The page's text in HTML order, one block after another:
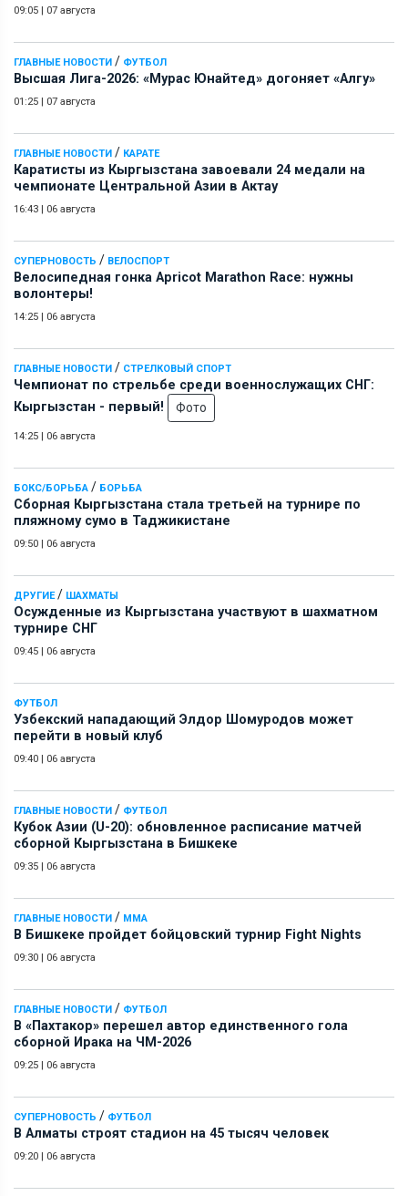
09:05 07 августа
ГЛАВНЫЕ НОВОСТИ / ФУТБОЛ
Высшая Лига-2026: «Мурас Юнайтед» догоняет «Алгу»
01:25 07 августа
ГЛАВНЫЕ НОВОСТИ / КАРАТЕ
Каратисты из Кыргызстана завоевали 24 медали на
чемпионате Центральной Азии в Актау
16:43 06 августа
СУПЕРНОВОСТЬ / ВЕЛОСПОРТ
Велосипедная гонка Apricot Marathon Race: нужны
волонтеры!
14:25 06 августа
ГЛАВНЫЕ НОВОСТИ / СТРЕЛКОВЫЙ СПОРТ
Чемпионат по стрельбе среди военнослужащих СНГ:
Кыргызстан - первый!
Фото
14:25 06 августа
БОКС/БОРЬБА / БОРЬБА
Сборная Кыргызстана стала третьей на турнире по
пляжному сумо в Таджикистане
09:50 06 августа
ДРУГИЕ/ ШАХМАТЫ
Осужденные из Кыргызстана участвуют в шахматном
турнире СНГ
09:45 06 августа
ФУТБОЛ
Узбекский нападающий Элдор Шомуродов может
перейти в новый клуб
09:40 06 августа
ГЛАВНЫЕ НОВОСТИ / ФУТБОЛ
Кубок Азии (U-20): обновленное расписание матчей
сборной Кыргызстана в Бишкеке
09:35 06 августа
ГЛАВНЫЕ НОВОСТИ / ММА
В Бишкеке пройдет бойцовский турнир Fight Nights
09:30 06 августа
ГЛАВНЫЕ НОВОСТИ / ФУТБОЛ
В «Пахтакор» перешел автор единственного гола
сборной Ирака на ЧМ-2026
09:25 06 августа
СУПЕРНОВОСТЬ / ФУТБОЛ
В Алматы строят стадион на 45 тысяч человек
09:20 06 августа